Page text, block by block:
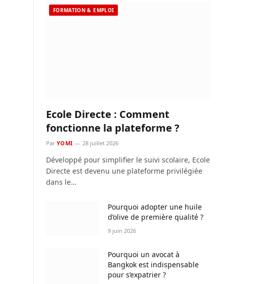
FORMATION & EMPLOI
Ecole Directe : Comment
fonctionne la plateforme ?
Par YOMI 28 juillet 2026
Développé pour simplifier le suivi scolaire, Ecole
Directe est devenu une plateforme privilégiée
dans le…
Pourquoi adopter une huile
d’olive de première qualité ?
9 juin 2026
Pourquoi un avocat à
Bangkok est indispensable
pour s’expatrier ?